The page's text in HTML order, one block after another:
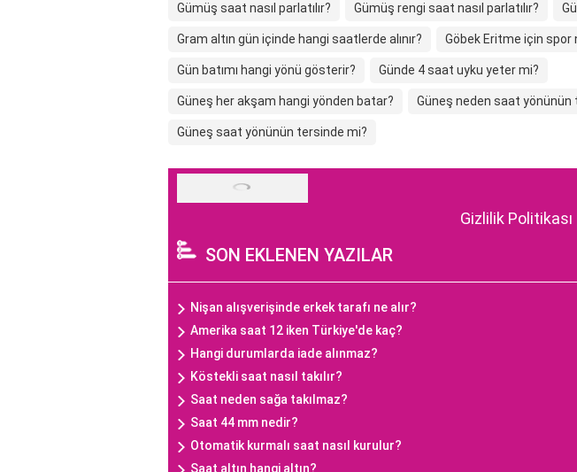
Gümüş saat nasıl parlatılır? Gümüş rengi saat nasıl parlatılır?
Gram altın gün içinde hangi saatlerde alınır? Göbek Eritme için spor
Gün batımı hangi yönü gösterir? Günde 4 saat uyku yeter mi?
Güneş her akşam hangi yönden batar? Güneş neden saat yönünün
Güneş saat yönünün tersinde mi?
Gizlilik Politikası
SON EKLENEN YAZILAR
Nişan alışverişinde erkek tarafı ne alır?
Amerika saat 12 iken Türkiye'de kaç?
Hangi durumlarda iade alınmaz?
Köstekli saat nasıl takılır?
Saat neden sağa takılmaz?
Saat 44 mm nedir?
Otomatik kurmalı saat nasıl kurulur?
Saat altın hangi altın?